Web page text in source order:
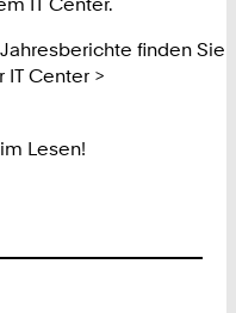
finden Sie
IT Center >
Lesen!